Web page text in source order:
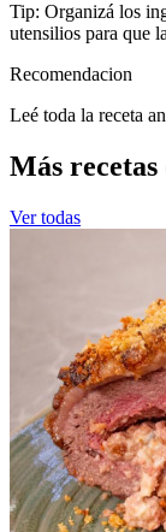
Tip: Organizá los
utensilios para que
Recomendacion
Leé toda la receta
Más recetas
Ver todas